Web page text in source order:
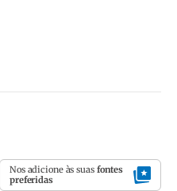
Nos adicione às suas fontes
preferidas